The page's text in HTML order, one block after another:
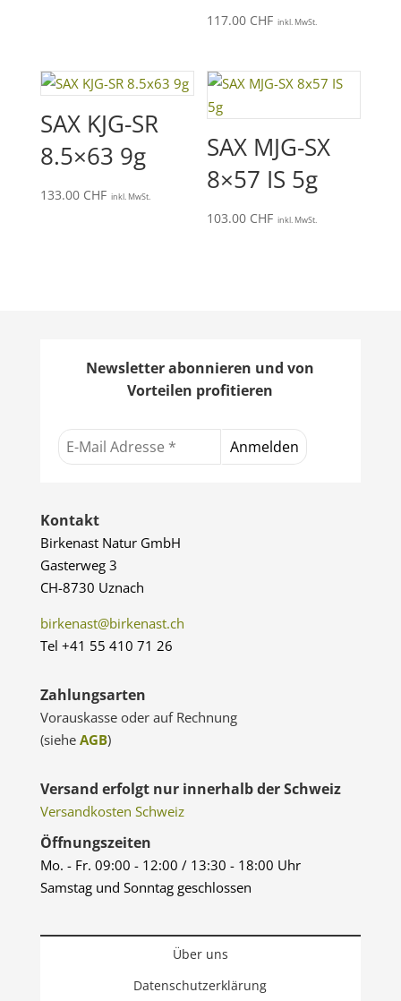
117.00 CHF inkl. MwSt.
SAX KJG-SR
8.5×63 9g
133.00 CHF inkl. MwSt.
SAX MJG-SX
8×57 IS 5g
103.00 CHF inkl. MwSt.
Newsletter abonnieren und von
Vorteilen profitieren
Kontakt
Birkenast Natur GmbH
Gasterweg 3
CH-8730 Uznach
birkenast@birkenast.ch
Tel +41 55 410 71 26
Zahlungsarten
Vorauskasse oder auf Rechnung
(siehe AGB)
Versand erfolgt nur innerhalb der Schweiz
Versandkosten Schweiz
Öffnungszeiten
Mo. - Fr. 09:00 - 12:00 / 13:30 - 18:00 Uhr
Samstag und Sonntag geschlossen
Über uns
Datenschutzerklärung